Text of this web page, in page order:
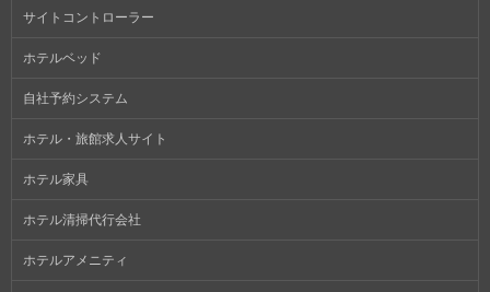
サイトコントローラー
ホテルベッド
自社予約システム
ホテル・旅館求人サイト
ホテル家具
ホテル清掃代行会社
ホテルアメニティ